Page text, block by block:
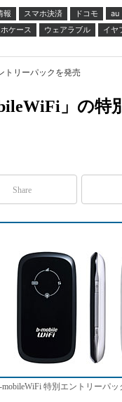
報 スマホ決済 ドコモ au
ケース ウェアラブル イヤ
トリーパックを発売
」の特
Share
mobileWiFi 特別エントリーパッ